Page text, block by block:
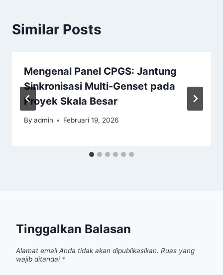
Similar Posts
Mengenal Panel CPGS: Jantung
Sinkronisasi Multi-Genset pada
Proyek Skala Besar
By admin Februari 19, 2026
Tinggalkan Balasan
Alamat email Anda tidak akan dipublikasikan. Ruas yang
wajib ditandai *